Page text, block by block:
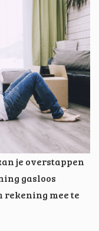
je overstappen
gasloos
rekening mee te